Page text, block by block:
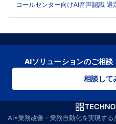
を埋め現場定着を実現する実践ア
コールセンター向けAI音声認識
AIソリューションのご相
相談して
AI×業務改善・業務自動化を実現す